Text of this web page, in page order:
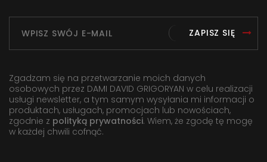
ZAPISZ SIĘ
Zgadzam się na przetwarzanie moich danych
osobowych przez DAMI DAVID GRIGORYAN w celu realizacji
usługi newsletter, a tym samym wysyłania mi informacji o
produktach, usługach, promocjach lub nowościach,
zgodnie z polityką prywatności. Wiem, że zgodę tę mogę
w każdej chwili cofnąć.